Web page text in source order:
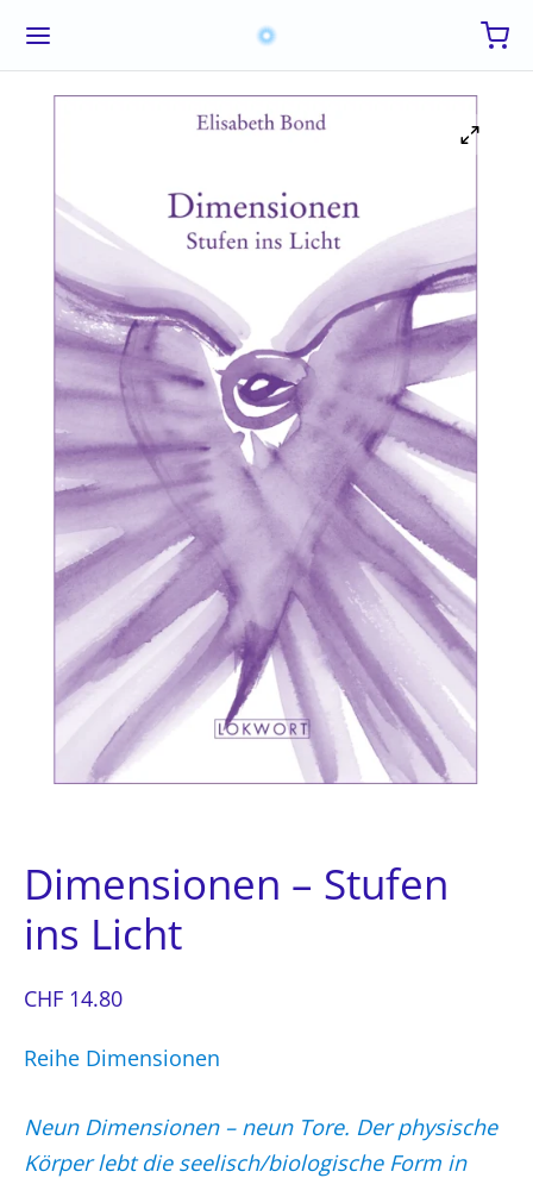
Dimensionen – Stufen
ins Licht
CHF 14.80
Reihe Dimensionen
Neun Dimensionen – neun Tore. Der physische
Körper lebt die seelisch/biologische Form in